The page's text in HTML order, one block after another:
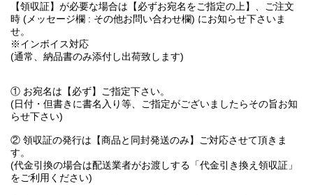
【領収証】が必要な場合は【必ずお宛名をご指定の上】、ご注文
時 (メッセージ欄 : その他お問い合わせ欄) にお知らせ下さいま
せ。
※インボイス対応
(通常、納品書のみ添付し出荷致します)
① お宛名は【必ず】ご指定下さい。
(日付・但書きに書名入り等、ご指定がございましたらその旨お知
らせ下さい)
② 領収証の発行は【商品と同封発送のみ】ご対応させて頂きま
す。
(代金引換の場合は配送業者がお渡しする「代金引き換え領収証」
をご利用ください)